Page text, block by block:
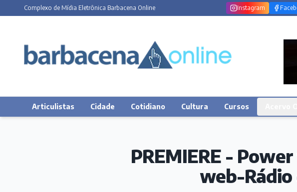
Complexo de Mídia Eletrônica Barbacena Online Instagram
Articulistas Cidade Cotidiano Cultura Cursos
PREMIERE -
web-Rádio